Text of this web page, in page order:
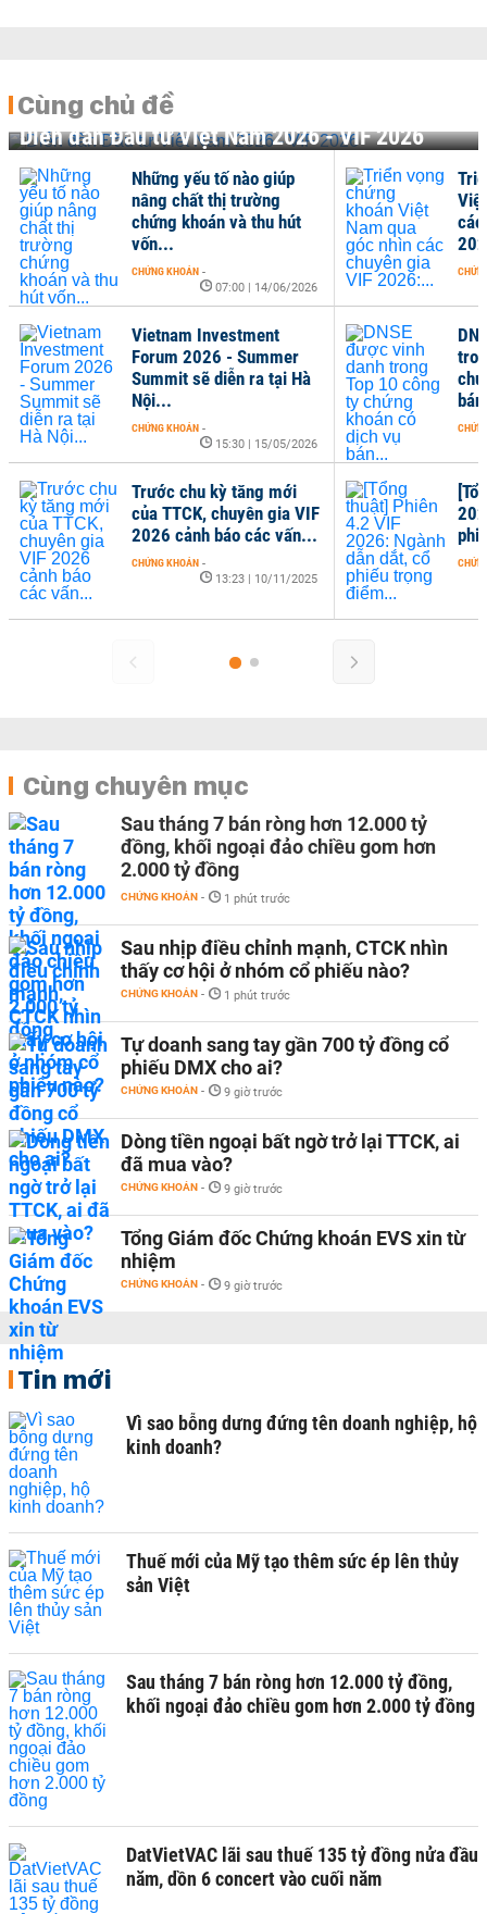
Cùng chủ đề
Diễn đàn Đầu tư Việt Nam 2026 - VIF 2026
Những yếu tố nào giúp
nâng chất thị trường
chứng khoán và thu hút
vốn...
CHỨNG KHOÁN -
07:00 | 14/06/2026
Vietnam Investment
Forum 2026 - Summer
Summit sẽ diễn ra tại Hà
Nội...
CHỨNG KHOÁN -
15:30 | 15/05/2026
Trước chu kỳ tăng mới
của TTCK, chuyên gia VIF
2026 cảnh báo các vấn...
CHỨNG KHOÁN -
13:23 | 10/11/2025
Cùng chuyên mục
Sau tháng 7 bán ròng hơn 12.000 tỷ
đồng, khối ngoại đảo chiều gom hơn
2.000 tỷ đồng
CHỨNG KHOÁN - 1 phút trước
Sau nhịp điều chỉnh mạnh, CTCK nhìn
thấy cơ hội ở nhóm cổ phiếu nào?
CHỨNG KHOÁN - 1 phút trước
Tự doanh sang tay gần 700 tỷ đồng cổ
phiếu DMX cho ai?
CHỨNG KHOÁN - 9 giờ trước
Dòng tiền ngoại bất ngờ trở lại TTCK, ai
đã mua vào?
CHỨNG KHOÁN - 9 giờ trước
Tổng Giám đốc Chứng khoán EVS xin từ
nhiệm
CHỨNG KHOÁN - 9 giờ trước
Tin mới
Vì sao bỗng dưng đứng tên doanh nghiệp, hộ
kinh doanh?
Thuế mới của Mỹ tạo thêm sức ép lên thủy
sản Việt
Sau tháng 7 bán ròng hơn 12.000 tỷ đồng,
khối ngoại đảo chiều gom hơn 2.000 tỷ đồng
DatVietVAC lãi sau thuế 135 tỷ đồng nửa đầu
năm, dồn 6 concert vào cuối năm